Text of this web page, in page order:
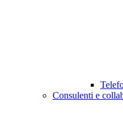
Consulenti e